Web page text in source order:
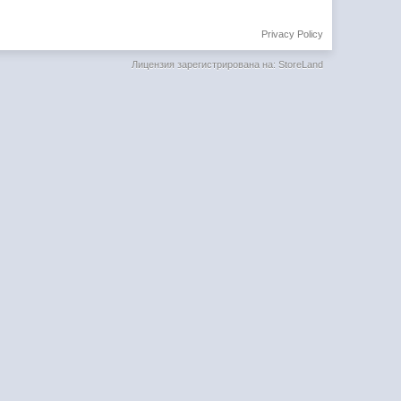
Privacy Policy
Лицензия зарегистрирована на: StoreLand